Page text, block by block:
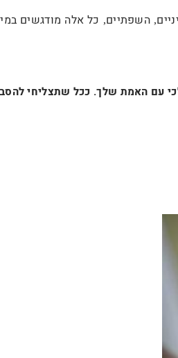
, השפתיים, כל אלה מודגשים
עם האמת שלך. ככל שתצליחי